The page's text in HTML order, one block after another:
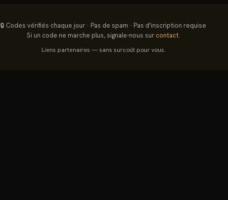
🔒 Codes vérifiés chaque jour · Pas de spam · Pas d'inscription requise
Si un code ne marche plus, signale-nous sur contact.
Liens partenaires — sans surcoût pour vous.